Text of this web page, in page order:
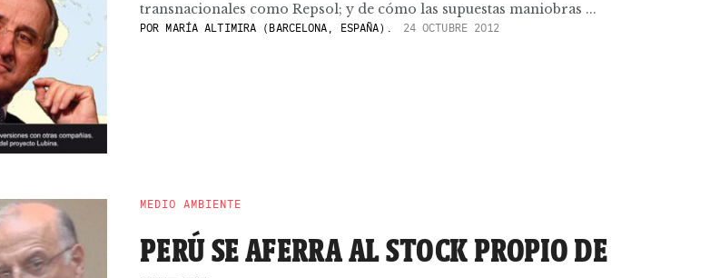
transnacionales como Repsol; y de cómo las supuestas maniobras ...
POR MARÍA ALTIMIRA (BARCELONA, ESPAÑA). 24 OCTUBRE 2012
MEDIO AMBIENTE
PERÚ SE AFERRA AL STOCK PROPIO DE